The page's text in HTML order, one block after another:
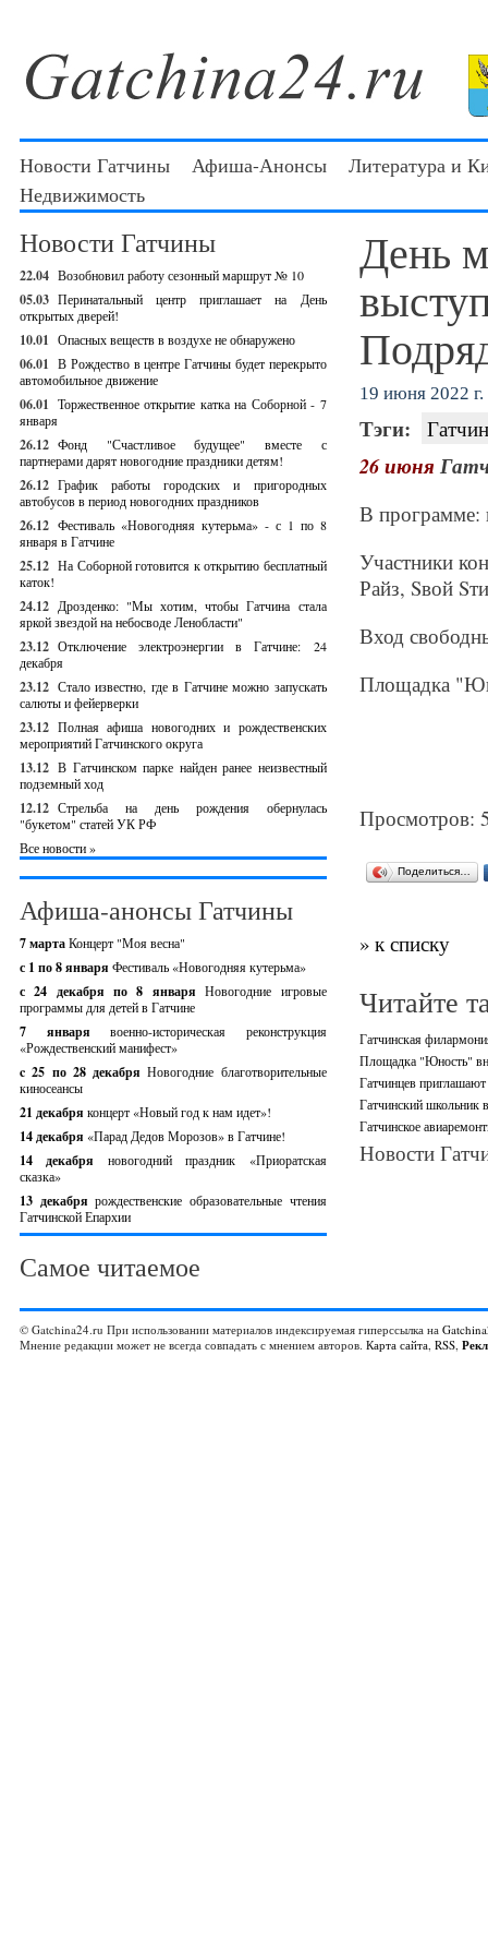
Новости Гатчины Афиша-Анонсы
Литература и
Недвижимость
Новости Гатчины
22.04 Возобновил работу сезонный маршрут № 10
05.03 Перинатальный центр приглашает на День
открытых дверей!
10.01 Опасных веществ в воздухе не обнаружено
06.01 В Рождество в центре Гатчины будет перекрыто
автомобильное движение
06.01 Торжественное открытие катка на Соборной - 7
января
26.12 Фонд "Счастливое будущее" вместе с
партнерами дарят новогодние праздники детям!
26.12 График работы городских и пригородных
автобусов в период новогодних праздников
26.12 Фестиваль «Новогодняя кутерьма» - с 1 по 8
января в Гатчине
25.12 На Соборной готовится к открытию бесплатный
каток!
24.12 Дрозденко: "Мы хотим, чтобы Гатчина стала
яркой звездой на небосводе Ленобласти"
23.12 Отключение электроэнергии в Гатчине: 24
декабря
23.12 Стало известно, где в Гатчине можно запускать
салюты и фейерверки
23.12 Полная афиша новогодних и рождественских
мероприятий Гатчинского округа
13.12 В Гатчинском парке найден ранее неизвестный
подземный ход
12.12 Стрельба на день рождения обернулась
"букетом" статей УК РФ
Все новости »
Афиша-анонсы Гатчины
7 мартаКонцерт "Моя весна"
с 1 по 8 января Фестиваль «Новогодняя кутерьма»
с 24 декабря по 8 январяНовогодние игровые
программы для детей в Гатчине
7 январявоенно-историческая реконструкция
«Рождественский манифест»
c 25 по 28 декабряНовогодние благотворительные
киносеансы
21 декабря концерт «Новый год к нам идет»!
14 декабря «Парад Дедов Морозов» в Гатчине!
14 декабря новогодний праздник «Приоратская
сказка»
13 декабрярождественские образовательные чтения
Гатчинской Епархии
Самое читаемое
День
19 июня 2022 г.
Тэги:
26 июня
В программе:
Участники
Райз, Sвой
Вход
Площадка
Просмотров:
Поделиться…
» к списку
Читайте
Гатчинская
Площадка "Юность"
Гатчинцев
Гатчинский школьник
Гатчинское
Новости
© Gatchina24.ru При использовании материалов индексируемая гиперссылка на
Мнение редакции может не всегда совпадать с мнением авторов. Карта сайта, RSS,